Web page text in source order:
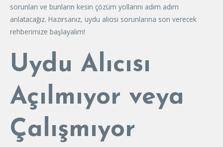
sorunları ve bunların kesin çözüm yollarını adım adım
anlatacağız. Hazırsanız, uydu alıcısı sorunlarına son verecek
rehberimize başlayalım!
Uydu Alıcısı
Açılmıyor veya
Çalışmıyor